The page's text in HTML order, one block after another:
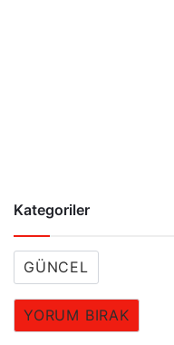
Kategoriler
GÜNCEL
YORUM BIRAK